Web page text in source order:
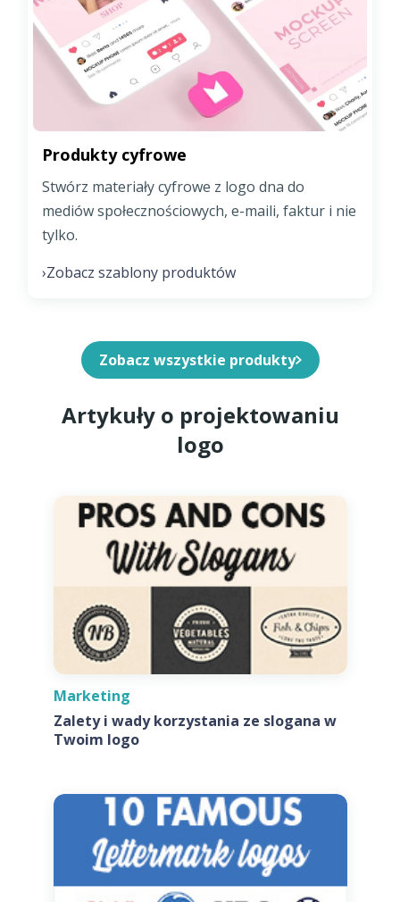
Produkty cyfrowe
Stwórz materiały cyfrowe z logo dna do
mediów społecznościowych, e-maili, faktur i nie
tylko.
›Zobacz szablony produktów
Zobacz wszystkie produkty
Artykuły o projektowaniu
logo
Marketing
Zalety i wady korzystania ze slogana w
Twoim logo